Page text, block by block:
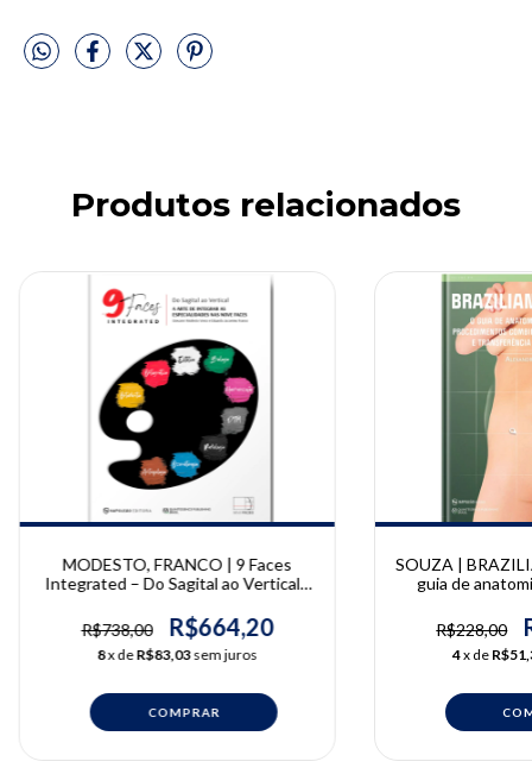
Produtos relacionados
MODESTO, FRANCO | 9 Faces
Integrated – Do Sagital ao Vertical |
Jacomino Franco
R$738,00 R$664,20
8x deR$83,03sem juros
SOUZA |
guia de
lipoaspiração
tecido
R$228,00
4x de